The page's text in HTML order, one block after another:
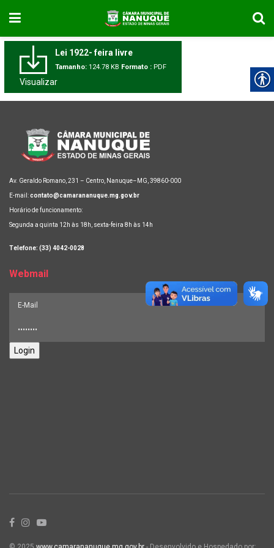
Lei 1922- feira livre
Tamanho: 124.78 KB Formato : PDF
Visualizar
Av. Geraldo Romano, 231 – Centro, Nanuque–MG, 39860-000
E-mail:contato@camarananuque.mg.gov.br
Horário de funcionamento:
Segunda a quinta 12h às 18h, sexta-feira 8h às 14h
Telefone: (33) 4042-0028
Webmail
Login